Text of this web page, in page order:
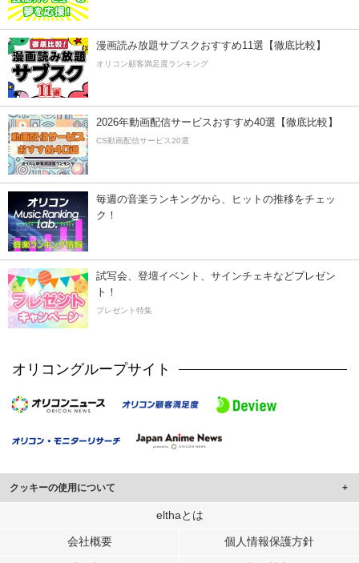
漫画読み放題サブスクおすすめ11選【徹底比較】
オリコン顧客満足度ランキング
2026年動画配信サービスおすすめ40選【徹底比較】
CS動画配信サービス20選
毎週の音楽ランキングから、ヒットの推移をチェッ
ク！
試写会、登壇イベント、サインチェキなどプレゼン
ト！
プレゼント特集
オリコングループサイト
クッキーの使用について
このサイトでは Cookie を使用して、ユーザーに合わせたコンテンツや広告の
行っています。
elthaとは
会社概要 個人情報保護方針